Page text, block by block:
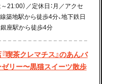
～21:00）／定休日：月／アクセ
築地駅から徒歩4分、地下鉄日
座駅から徒歩4分
喫茶クレマチス』のあんバ
リー〜黒猫スイーツ散歩